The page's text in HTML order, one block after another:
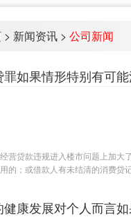
> 新闻资讯> 公司新闻
如果情形特别有可
营贷款违规进入楼市问题上加
的；或借款人有未结清的消费贷记
康发展对个人而言